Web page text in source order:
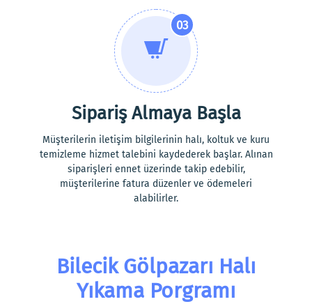
03
Sipariş Almaya Başla
Müşterilerin iletişim bilgilerinin halı, koltuk ve kuru
temizleme hizmet talebini kaydederek başlar. Alınan
siparişleri ennet üzerinde takip edebilir,
müşterilerine fatura düzenler ve ödemeleri
alabilirler.
Bilecik Gölpazarı Halı
Yıkama Porgramı